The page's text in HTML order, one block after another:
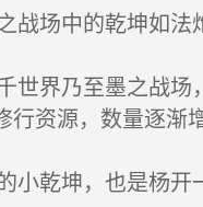
中的乾坤如法炮
乃至墨之战场，
资源，数量逐渐
坤，也是杨开一